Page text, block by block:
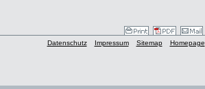
Datenschutz Impressum Sitemap Homepage